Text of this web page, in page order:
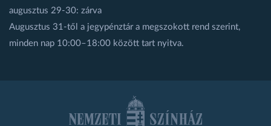
augusztus 29-30: zárva
Augusztus 31-től a jegypénztár a megszokott rend szerint,
minden nap 10:00–18:00 között tart nyitva.